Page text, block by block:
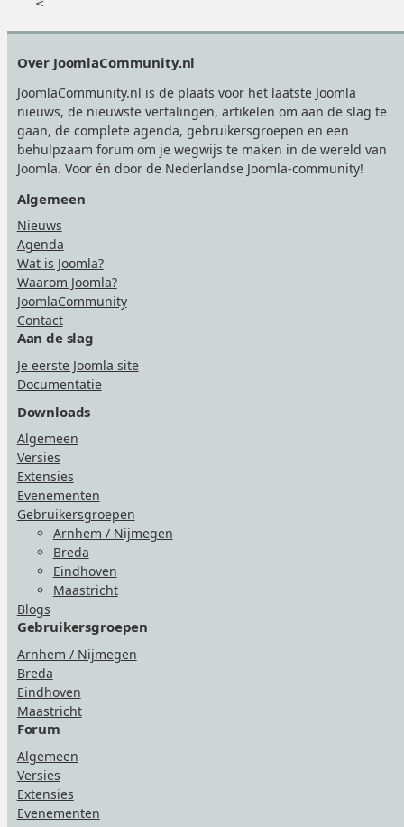
Over JoomlaCommunity.nl
JoomlaCommunity.nl is de plaats voor het laatste Joomla
nieuws, de nieuwste vertalingen, artikelen om aan de slag te
gaan, de complete agenda, gebruikersgroepen en een
behulpzaam forum om je wegwijs te maken in de wereld van
Joomla. Voor én door de Nederlandse Joomla-community!
Algemeen
Nieuws
Agenda
Wat is Joomla?
Waarom Joomla?
JoomlaCommunity
Contact
Aan de slag
Je eerste Joomla site
Documentatie
Downloads
Algemeen
Versies
Extensies
Evenementen
Gebruikersgroepen
Arnhem / Nijmegen
Breda
Eindhoven
Maastricht
Blogs
Gebruikersgroepen
Arnhem / Nijmegen
Breda
Eindhoven
Maastricht
Forum
Algemeen
Versies
Extensies
Evenementen